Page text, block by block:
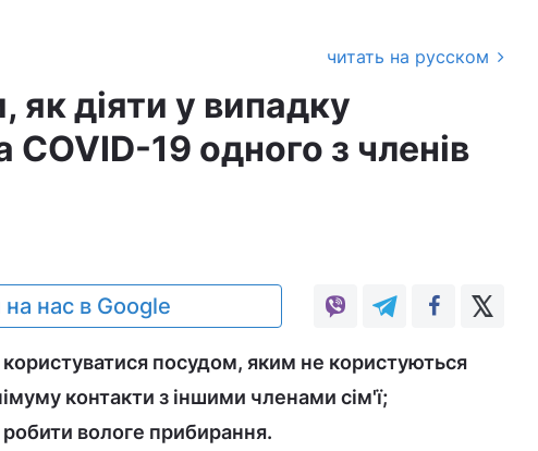
читать на русском
як діяти у випадку
19 одного з членів
на нас в Google
посудом, яким не користуються
контакти з іншими членами сім'ї;
вологе прибирання.